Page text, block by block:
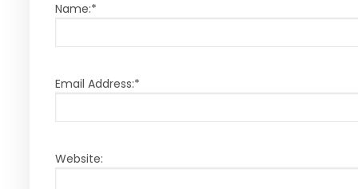
Name:*
Email Address:*
Website: